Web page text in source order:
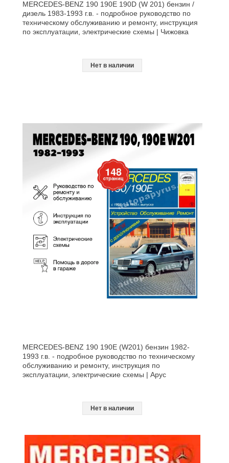
MERCEDES-BENZ 190 190E 190D (W 201) бензин /
дизель 1983-1993 г.в. - подробное руководство по
техническому обслуживанию и ремонту, инструкция
по эксплуатации, электрические схемы | Чижовка
Нет в наличии
MERCEDES-BENZ 190 190E (W201) бензин 1982-
1993 г.в. - подробное руководство по техническому
обслуживанию и ремонту, инструкция по
эксплуатации, электрические схемы | Арус
Нет в наличии